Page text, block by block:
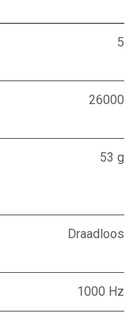
5
26000
53 g
Draadloos
1000 Hz